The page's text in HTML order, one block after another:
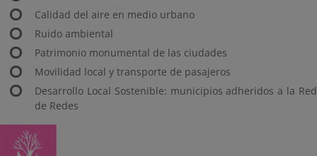
Calidad del aire en medio urbano
Ruido ambiental
Patrimonio monumental de las ciudades
Movilidad local y transporte de pasajeros
Desarrollo Local Sostenible: municipios adheridos a la Red
de Redes